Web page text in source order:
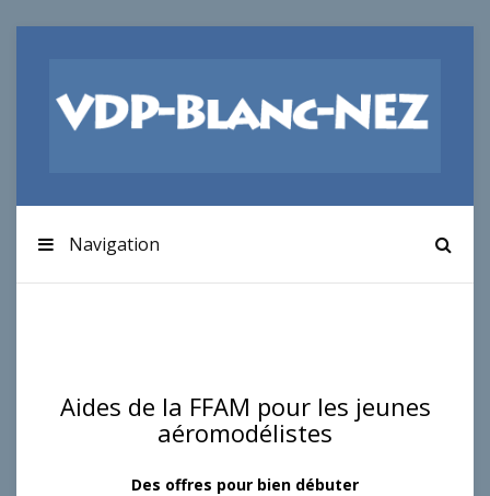
Navigation
Aides de la FFAM pour les jeunes
aéromodélistes
Des offres pour bien débuter